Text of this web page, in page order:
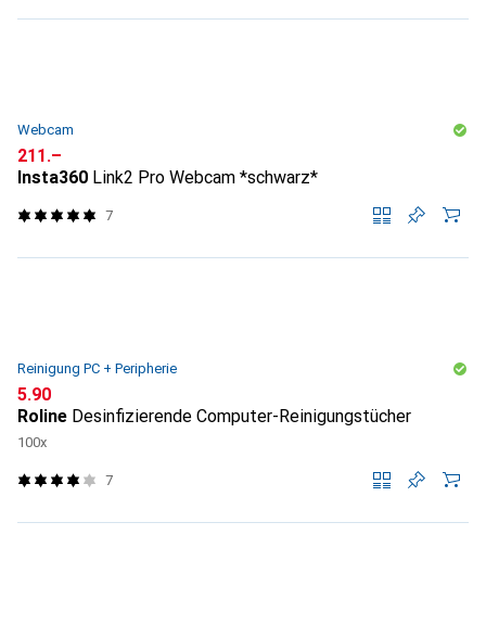
Webcam
CHF
211.–
Insta360 Link2 Pro Webcam *schwarz*
7
Reinigung PC + Peripherie
CHF
5.90
Roline Desinfizierende Computer-Reinigungstücher
100x
7